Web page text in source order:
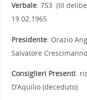
Verbale: 753 (III
19.02.1965
Presidente: Orazio
Salvatore Crescimanno
Consiglieri Presenti:
D’Aquilio (deceduto).